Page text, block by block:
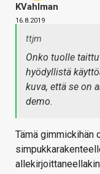
KVahlman
16.8.2019
ttjm
Onko tuolle
hyödyllistä
kuva, että se on
demo.
Tämä gimmickihän